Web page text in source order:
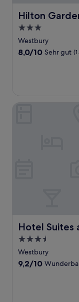
Hilton
Hilton Garden
3.0-
Sterne-
Unterkunft
Westbury
8.0
Bewertungen)
8,0/10 Sehr gut
Hotel Suites
Hotel Suites at
3.5-
Sterne-
Unterkunft
Westbury
9.2
9,2/10